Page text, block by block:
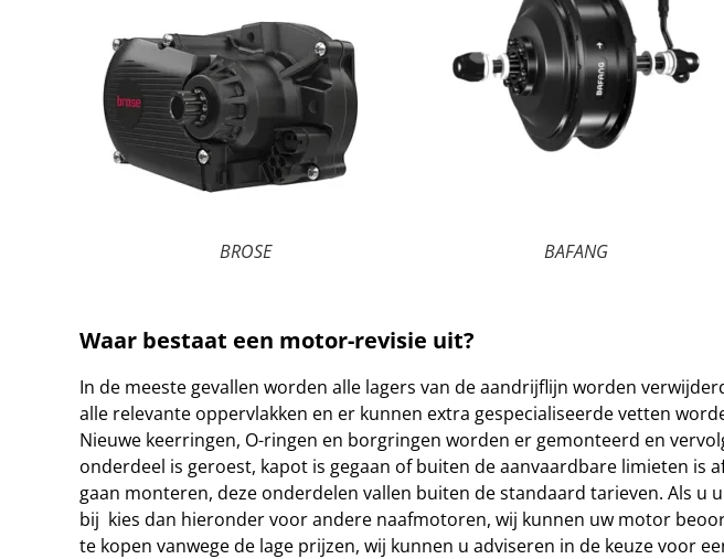
BROSE BAFANG
Waar bestaat een motor-revisie uit?
In de meeste gevallen worden alle lagers van de aandrijflijn worden
alle relevante oppervlakken en er kunnen extra gespecialiseerde vetten
Nieuwe keerringen, O-ringen en borgringen worden er gemonteerd en
onderdeel is geroest, kapot is gegaan of buiten de aanvaardbare limieten
gaan monteren, deze onderdelen vallen buiten de standaard tarieven. Als
bij kies dan hieronder voor andere naafmotoren, wij kunnen uw motor
te kopen vanwege de lage prijzen, wij kunnen u adviseren in de keuze voor